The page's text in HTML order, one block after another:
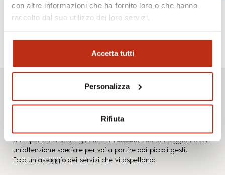
con altre informazioni che ha fornito loro o che hanno
raccolto dal suo utilizzo dei loro servizi.
Accetta tutti
Personalizza
Rifiuta
Camera
Premium
La Camera Premium offre, proprio come suggerisce il nome,
un'esperienza a tutti gli effettiPremium, cioè un soggiorno con
un'attenzione speciale per voi a partire dai piccoli gesti.
Ecco un assaggio dei servizi che vi aspettano: